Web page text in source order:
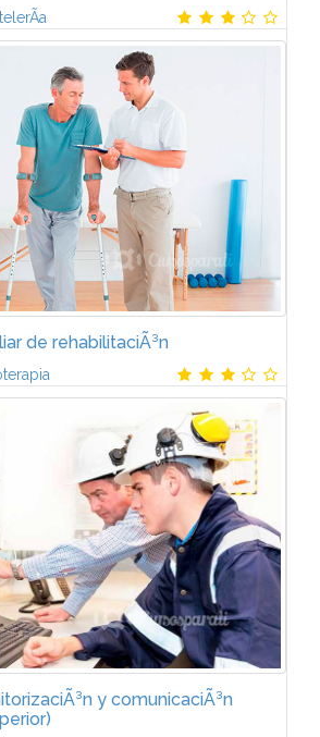
de la actividad mÃ¡s productiva
hotelero es la que
hospedaje. Aunque la presencia de
directa o...
de rehabilitaciÃ³n
bÃ¡sicos de Fisioterapia y
aparato locomotor Conceptos
PatologÃ­a traumÃ¡tica
y comunicaciÃ³n